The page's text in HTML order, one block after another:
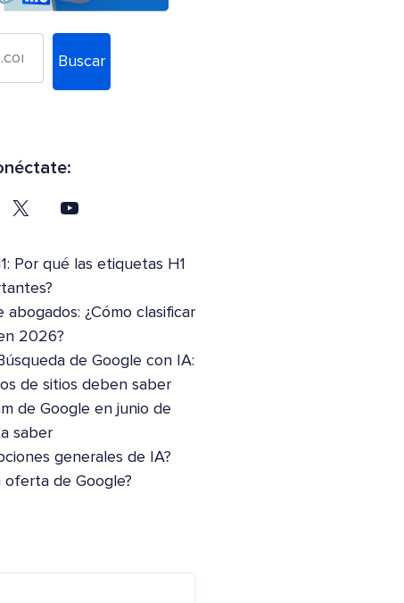
Buscar
Por qué las etiquetas H1
¿Cómo clasificar
2026?
de Google con IA:
de sitios deben saber
de Google en junio de
saber
generales de IA?
oferta de Google?